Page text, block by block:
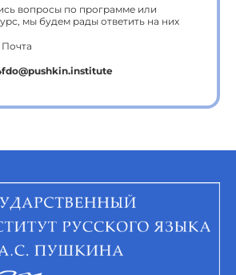
вопросы по программе или
мы будем рады ответить на них
Почта
fdo@pushkin.institute